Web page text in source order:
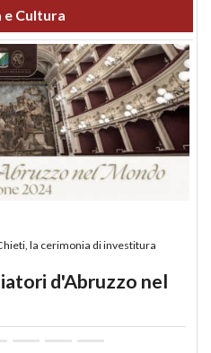
e Cultura
la cerimonia di investitura
d'Abruzzo nel